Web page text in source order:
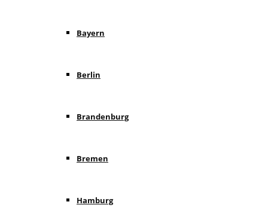
Bayern
Berlin
Brandenburg
Bremen
Hamburg